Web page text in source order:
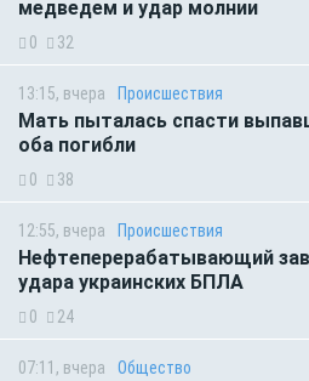
медведем и удар молнии
0 32
13:15, вчера Происшествия
Мать пыталась спасти
оба погибли
0 38
12:55, вчера Происшествия
Нефтеперерабатывающий
удара украинских БПЛА
0 24
07:11, вчера Общество